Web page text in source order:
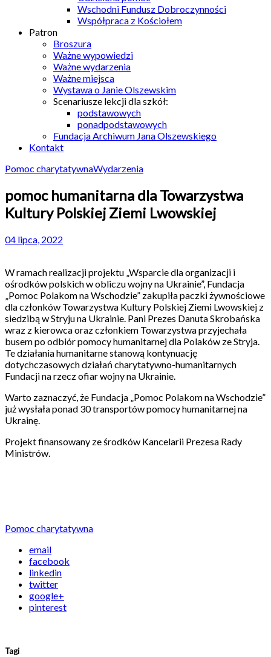
Wschodni Fundusz Dobroczynności
Współpraca z Kościołem
Patron
Broszura
Ważne wypowiedzi
Ważne wydarzenia
Ważne miejsca
Wystawa o Janie Olszewskim
Scenariusze lekcji dla szkół:
podstawowych
ponadpodstawowych
Fundacja Archiwum Jana Olszewskiego
Kontakt
Pomoc charytatywnaWydarzenia
pomoc humanitarna dla Towarzystwa
Kultury Polskiej Ziemi Lwowskiej
04 lipca, 2022
W ramach realizacji projektu „Wsparcie dla organizacji i
ośrodków polskich w obliczu wojny na Ukrainie”, Fundacja
„Pomoc Polakom na Wschodzie” zakupiła paczki żywnościowe
dla członków Towarzystwa Kultury Polskiej Ziemi Lwowskiej z
siedzibą w Stryju na Ukrainie. Pani Prezes Danuta Skrobańska
wraz z kierowca oraz członkiem Towarzystwa przyjechała
busem po odbiór pomocy humanitarnej dla Polaków ze Stryja.
Te działania humanitarne stanową kontynuację
dotychczasowych działań charytatywno-humanitarnych
Fundacji na rzecz ofiar wojny na Ukrainie.
Warto zaznaczyć, że Fundacja „Pomoc Polakom na Wschodzie”
już wysłała ponad 30 transportów pomocy humanitarnej na
Ukrainę.
Projekt finansowany ze środków Kancelarii Prezesa Rady
Ministrów.
Pomoc charytatywna
email
facebook
linkedin
twitter
google+
pinterest
Tagi